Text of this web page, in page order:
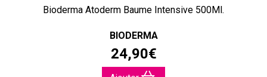
Bioderma Atoderm Baume Intensive 500Ml.
BIODERMA
24,90€